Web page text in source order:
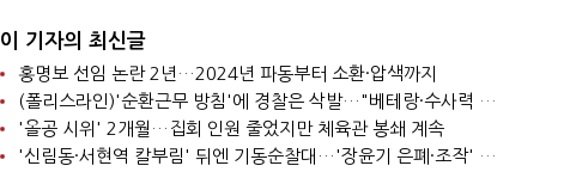
이 기자의 최신글
홍명보 선임 논란 2년…2024년 파동부터 소환·압색까지
(폴리스라인)'순환근무 방침'에 경찰은 삭발…"베테랑·수사력 보강 먼저"
'올공 시위' 2개월…집회 인원 줄었지만 체육관 봉쇄 계속
'신림동·서현역 칼부림' 뒤엔 기동순찰대…'장윤기 은폐·조작' 후엔 내부비리수사대